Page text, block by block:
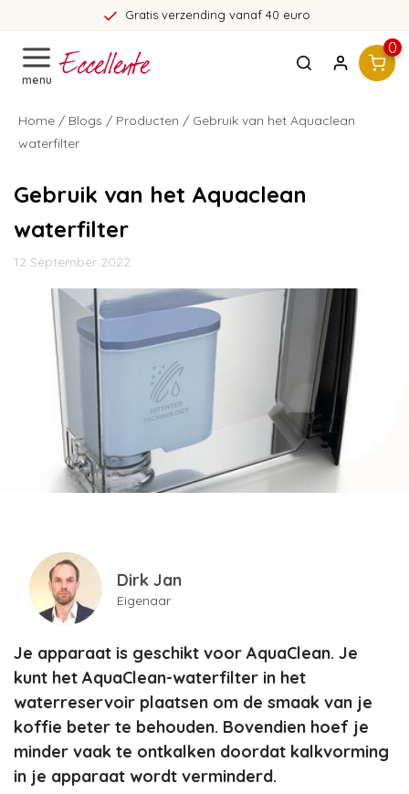
Gratis verzending vanaf 40 euro
menu
0
Home / Blogs / Producten / Gebruik van het Aquaclean
waterfilter
Gebruik van het Aquaclean
waterfilter
12 September 2022
Dirk Jan
Eigenaar
Je apparaat is geschikt voor AquaClean. Je
kunt het AquaClean-waterfilter in het
waterreservoir plaatsen om de smaak van je
koffie beter te behouden. Bovendien hoef je
minder vaak te ontkalken doordat kalkvorming
in je apparaat wordt verminderd.